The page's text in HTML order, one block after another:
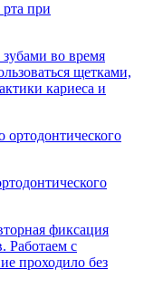
при
во время
щетками,
кариеса и
фиксация
Работаем с
проходило без